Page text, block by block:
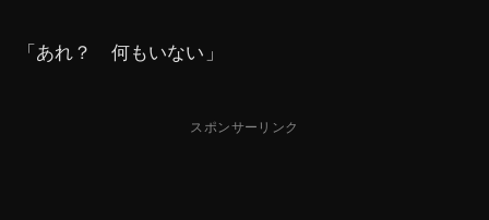
「あれ？ 何もいない」
スポンサーリンク